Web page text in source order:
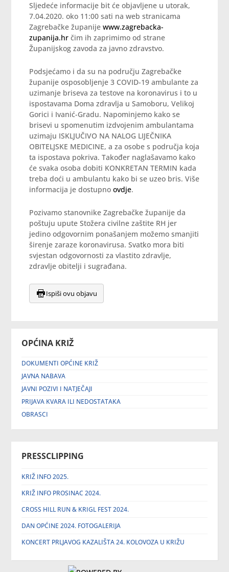
OPĆINA KRIŽ
DOKUMENTI OPĆINE KRIŽ
JAVNA NABAVA
JAVNI POZIVI I NATJEČAJI
PRIJAVA KVARA ILI NEDOSTATAKA
OBRASCI
PRESSCLIPPING
KRIŽ INFO 2025.
KRIŽ INFO PROSINAC 2024.
CROSS HILL RUN & KRIGL FEST 2024.
DAN OPĆINE 2024. FOTOGALERIJA
KONCERT PRLJAVOG KAZALIŠTA 24. KOLOVOZA U KRIŽU
Sljedeće informacije bit će objavljene u utorak,
7.04.2020. oko 11:00 sati na web stranicama
Zagrebačke županijewww.zagrebacka-
zupanija.hr čim ih zaprimimo od strane
Županijskog zavoda za javno zdravstvo.
Podsjećamo i da su na području Zagrebačke
županije osposobljenje 3 COVID-19 ambulante za
uzimanje briseva za testove na koronavirus i to u
ispostavama Doma zdravlja u Samoboru, Velikoj
Gorici i Ivanić-Gradu. Napominjemo kako se
brisevi u spomenutim izdvojenim ambulantama
uzimaju ISKLJUČIVO NA NALOG LIJEČNIKA
OBITELJSKE MEDICINE, a za osobe s područja koja
ta ispostava pokriva. Također naglašavamo kako
će svaka osoba dobiti KONKRETAN TERMIN kada
treba doći u ambulantu kako bi se uzeo bris. Više
informacija je dostupnoovdje.
Pozivamo stanovnike Zagrebačke županije da
poštuju upute Stožera civilne zaštite RH jer
jedino odgovornim ponašanjem možemo smanjiti
širenje zaraze koronavirusa. Svatko mora biti
svjestan odgovornosti za vlastito zdravlje,
zdravlje obitelji i sugrađana.
Ispiši ovu objavu